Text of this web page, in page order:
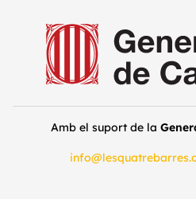
Amb el suport de la